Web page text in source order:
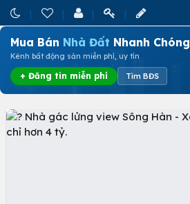
Mua Bán Nhà Đất Nhanh Chóng
Kênh bất động sản miễn phí, uy tín
+ Đăng tin miễn phí Tìm BĐS